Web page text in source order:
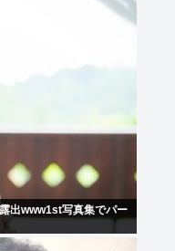
出www1st写真集でパー